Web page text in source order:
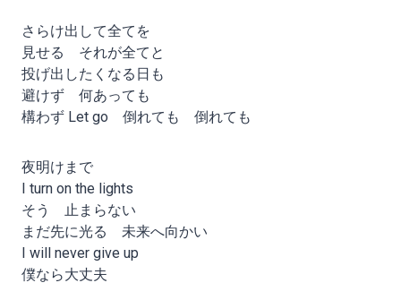
さらけ出して全てを
見せる それが全てと
投げ出したくなる日も
避けず 何あっても
構わず Let go 倒れても 倒れても
夜明けまで
I turn on the lights
そう 止まらない
まだ先に光る 未来へ向かい
I will never give up
僕なら大丈夫